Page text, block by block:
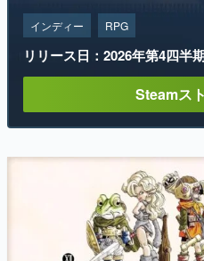
インディー RPG
リリース日：2026年第4四半
Steamス